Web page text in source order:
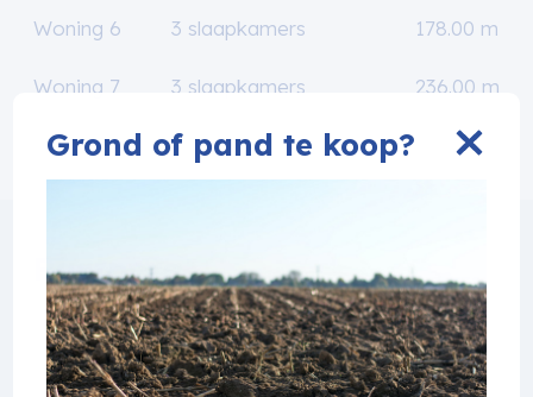
Grond of pand te koop?
Woning 6 3 slaapkamers 178.00 m²
Woning 7 3 slaapkamers 236.00 m²
Partners